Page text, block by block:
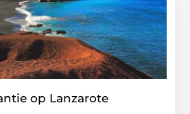
op Lanzarote